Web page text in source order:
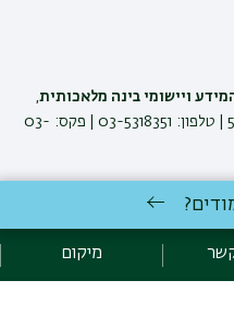
ויישומי בינה מלאכותית
אוניברסיטת בר אילן רמת גן 5290002 | טלפון: 03-5318351 | פקס: 03-
באוניברסיטת בר-אילן
מיקום